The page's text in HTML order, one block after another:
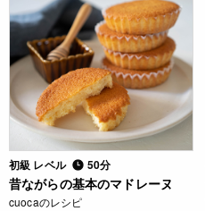
初級 レベル 50分
昔ながらの基本のマドレーヌ
cuocaのレシピ